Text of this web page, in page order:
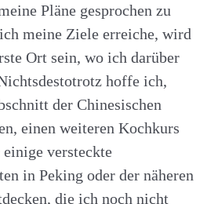
Pläne gesprochen zu
meine Ziele erreiche, wird
Ort sein, wo ich darüber
hoffe ich,
der Chinesischen
einen weiteren Kochkurs
einige versteckte
in Peking oder der näheren
die ich noch nicht